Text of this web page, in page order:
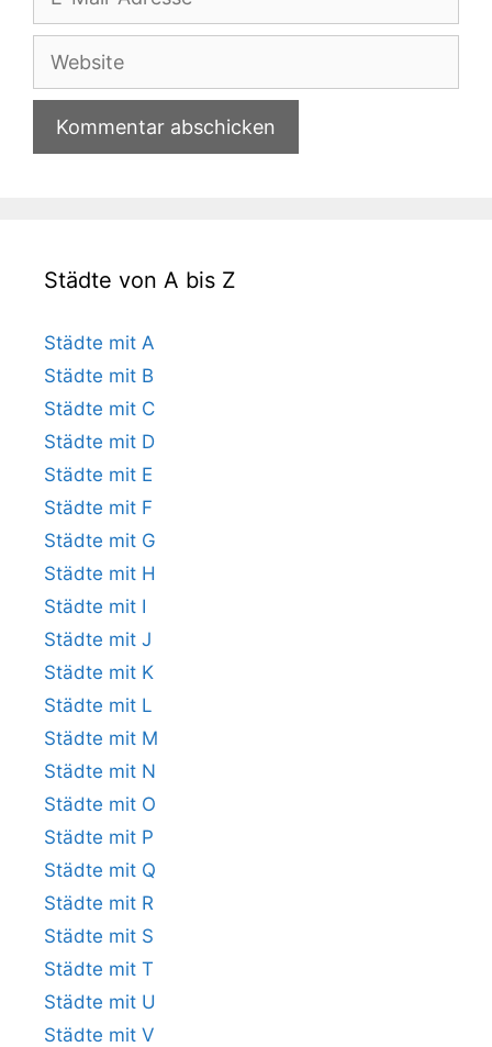
Adresse
Website
Städte von A bis Z
Städte mit A
Städte mit B
Städte mit C
Städte mit D
Städte mit E
Städte mit F
Städte mit G
Städte mit H
Städte mit I
Städte mit J
Städte mit K
Städte mit L
Städte mit M
Städte mit N
Städte mit O
Städte mit P
Städte mit Q
Städte mit R
Städte mit S
Städte mit T
Städte mit U
Städte mit V